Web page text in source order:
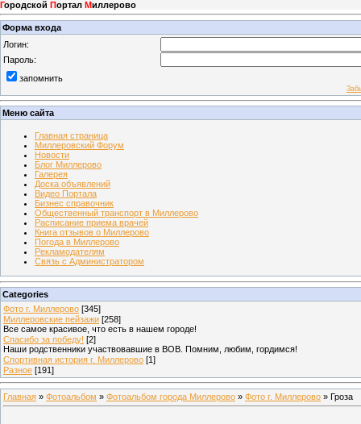
Городской Портал Миллерово
Форма входа
Логин:
Пароль:
запомнить
Меню сайта
Главная страница
Миллеровский Форум
Новости
Блог Миллерово
Галерея
Доска объявлений
Видео Портала
Бизнес справочник
Общественный транспорт в Миллерово
Расписание приема врачей
Книга отзывов о Миллерово
Погода в Миллерово
Рекламодателям
Связь с Администратором
Categories
Фото г. Миллерово [345]
Миллеровские пейзажи [258]
Все самое красивое, что есть в нашем городе!
Спасибо за победу! [2]
Наши родственники участвовавшие в ВОВ. Помним, любим, гордимся!
Спортивная история г. Миллерово [1]
Разное [191]
Главная » Фотоальбом » Фотоальбом города Миллерово » Фото г. Миллерово » Гроза